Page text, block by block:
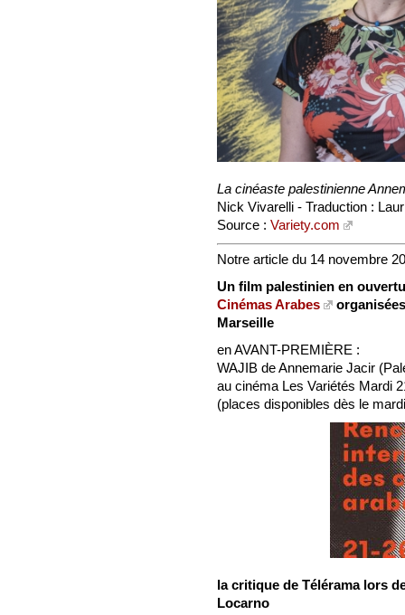
La cinéaste palestinienne
Nick Vivarelli - Traduction :
Source : Variety.com
Notre article du 14 novembre
Un film palestinien en
Cinémas Arabes
Marseille
en AVANT-PREMIÈRE :
WAJIB de Annemarie Jacir
au cinéma Les Variétés Mardi
(places disponibles dès le
la critique de Télérama lors
Locarno